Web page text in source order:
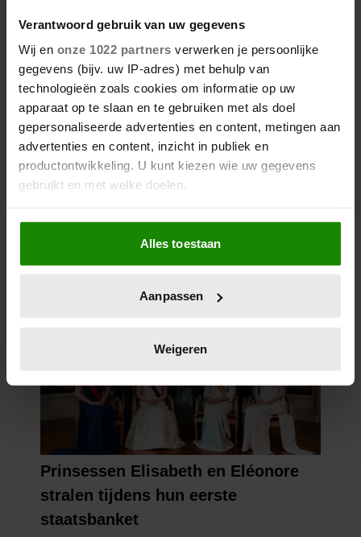
Verantwoord gebruik van uw gegevens
Wij en onze 1022 partners verwerken je persoonlijke
gegevens (bijv. uw IP-adres) met behulp van
technologieën zoals cookies om informatie op uw
apparaat op te slaan en te gebruiken met als doel
gepersonaliseerde advertenties en content, metingen aan
advertenties en content, inzicht in publiek en
productontwikkeling. U kunt kiezen wie uw gegevens
gebruikt en met welke doelen.
Als u het toestaat, willen we ook graag:
Informatie verzamelen over uw geografische
locatie, die tot een paar meter nauwkeurig kan zijn
scannen op specifieke eigenschappen (fingerprinting)
verwerkt en stel uw voorkeuren in het
intrekken in de Cookieverklaring.
We gebruiken cookies om content en advertenties te
personaliseren, om functies voor social media te bieden
informatie over uw gebruik van onze site met onze
partners voor social media, adverteren en analyse. Deze
partners kunnen deze gegevens combineren met andere
Alles toestaan
Aanpassen
Weigeren